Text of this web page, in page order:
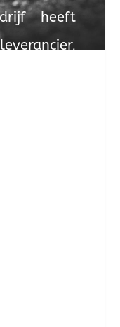
heeft